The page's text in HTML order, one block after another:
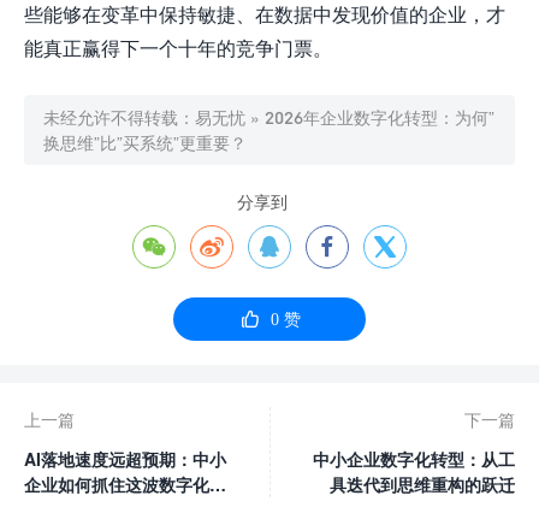
些能够在变革中保持敏捷、在数据中发现价值的企业，才
能真正赢得下一个十年的竞争门票。
未经允许不得转载： 易无忧 » 2026年企业数字化转型：为何”
换思维”比”买系统”更重要？
分享到
    
 0赞
上一篇
AI落地速度远超预期：中小
企业如何抓住这波数字化转
下一篇
中小企业数字化转型：从工
具迭代到思维重构的跃迁